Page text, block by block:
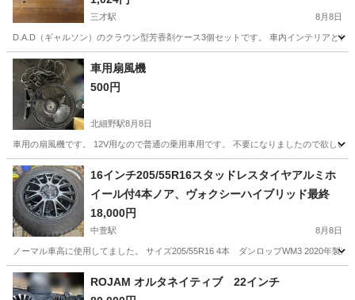
三才駅 8月8日
D.A.D（ギャルソン）のクラウン型芳香剤ケース3個セットです。 車内インテリアと
長野 長野市 三才駅
車用扇風機
500円
北細野駅8月8日
車用の扇風機です。 12V用なので普通の乗用車用です。 不要になりましたので欲しい
長野 北安曇郡 北細野駅
16インチ205/55R16スタッドレスタイヤアルミホ
イール付4本ノア、ヴォクシーハイブリッド最終
18,000円
中萱駅 8月8日
ノーマル車高に使用してました。 サイズ205/55R16 4本 ダンロップWM3 2020年製
長野 安曇野市 タイヤ、ホイール アルミ
ROJAM オルタネイティブ 22インチ